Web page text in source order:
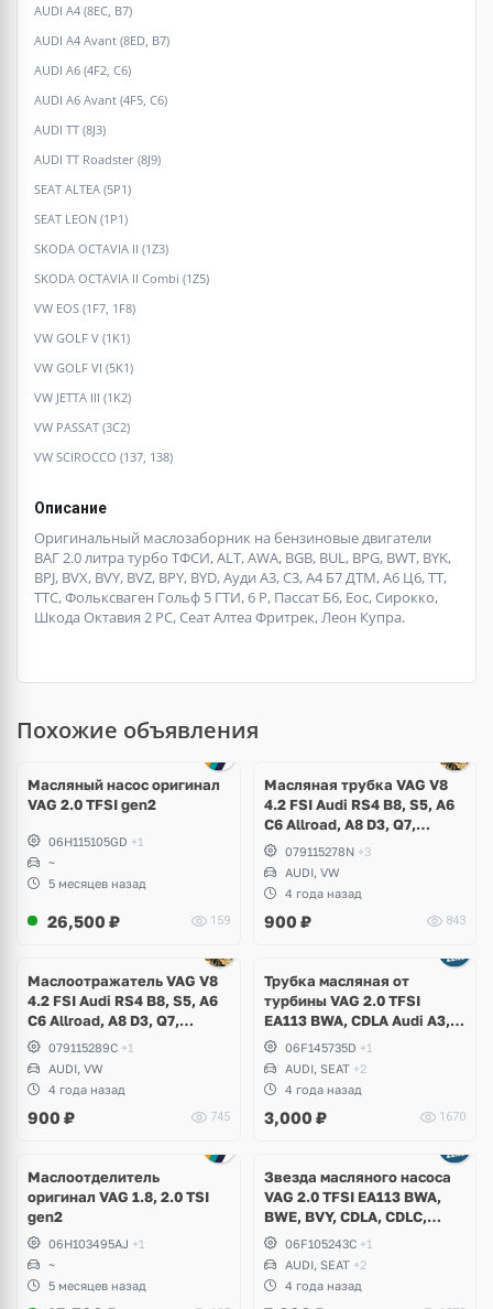
AUDI A4 (8EC, B7)
AUDI A4 Avant (8ED, B7)
AUDI A6 (4F2, C6)
AUDI A6 Avant (4F5, C6)
AUDI TT (8J3)
AUDI TT Roadster (8J9)
SEAT ALTEA (5P1)
SEAT LEON (1P1)
SKODA OCTAVIA II (1Z3)
SKODA OCTAVIA II Combi (1Z5)
VW EOS (1F7, 1F8)
VW GOLF V (1K1)
VW GOLF VI (5K1)
VW JETTA III (1K2)
VW PASSAT (3C2)
VW SCIROCCO (137, 138)
Описание
Оригинальный маслозаборник на бензиновые двигатели
ВАГ 2.0 литра турбо ТФСИ, ALT, AWA, BGB, BUL, BPG, BWT, BYK,
BPJ, BVX, BVY, BVZ, BPY, BYD, Ауди А3, С3, А4 Б7 ДТМ, А6 Ц6, ТТ,
ТТС, Фольксваген Гольф 5 ГТИ, 6 Р, Пассат Б6, Еос, Сирокко,
Шкода Октавия 2 РС, Сеат Алтеа Фритрек, Леон Купра.
Похожие объявления
Масляный насос оригинал
VAG 2.0 TFSI gen2
06H115105GD +1
~
5 месяцев назад
26,500 ₽ 159
Масляная трубка VAG V8
4.2 FSI Audi RS4 B8, S5, A6
C6 Allroad, A8 D3, Q7,
Volkswagen Touareg
079115278N +3
AUDI, VW
4 года назад
900 ₽ 843
Маслоотражатель VAG V8
4.2 FSI Audi RS4 B8, S5, A6
C6 Allroad, A8 D3, Q7,
Volkswagen Touareg
079115289C +1
AUDI, VW
4 года назад
900 ₽ 745
Трубка масляная от
турбины VAG 2.0 TFSI
EA113 BWA, CDLA Audi A3,
TT, Volkswagen Golf V GTI,
Passat B6, Eos, Skoda
Octavia A5 RS, Seat Leon
Cupra
06F145735D +1
AUDI, SEAT +2
4 года назад
3,000 ₽ 1670
Маслоотделитель
оригинал VAG 1.8, 2.0 TSI
gen2
06H103495AJ +1
~
5 месяцев назад
Звезда масляного насоса
VAG 2.0 TFSI EA113 BWA,
BWE, BVY, CDLA, CDLC,
Audi, Volkswagen, Skoda,
Seat
06F105243C +1
AUDI, SEAT +2
4 года назад